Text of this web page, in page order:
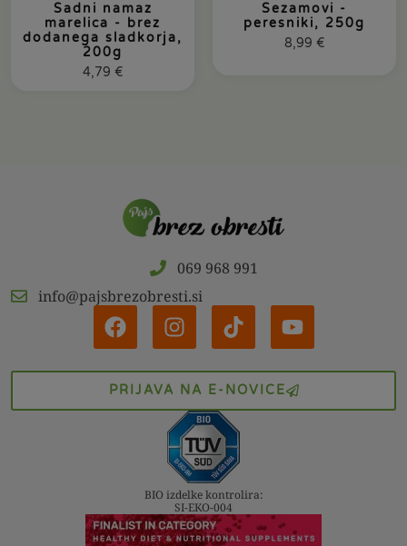
Sadni namaz
marelica - brez
dodanega sladkorja,
200g
4,79 €
Sezamovi -
peresniki, 250g
8,99 €
069 968 991
info@pajsbrezobresti.si
PRIJAVA NA E-NOVICE
BIO izdelke kontrolira:
SI-EKO-004